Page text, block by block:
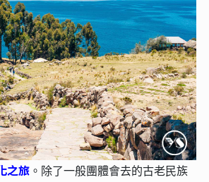
之旅。 除了一般團體會去的古老民族